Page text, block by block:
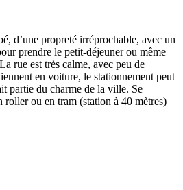
d’une propreté irréprochable, avec un
prendre le petit-déjeuner ou même
rue est très calme, avec peu de
en voiture, le stationnement peut
partie du charme de la ville. Se
roller ou en tram (station à 40 mètres)